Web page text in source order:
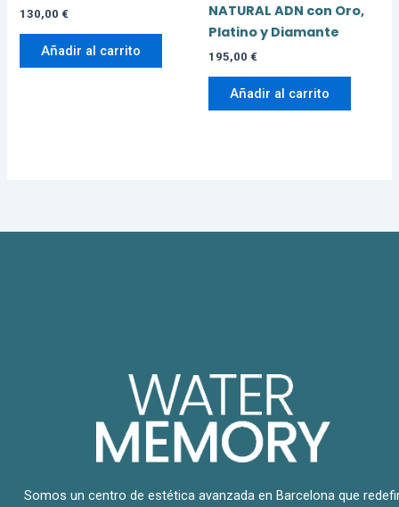
130,00 €
Añadir al carrito
NATURAL ADN con Oro,
Platino y Diamante
195,00 €
Añadir al carrito
Somos un centro de estética avanzada en Barcelona que